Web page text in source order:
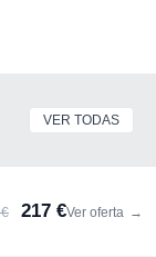
VER TODAS
217 €Ver oferta →